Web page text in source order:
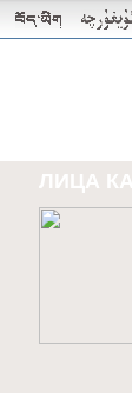
ЛИЦА